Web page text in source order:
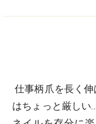
仕事柄爪を長く
はちょっと厳しい